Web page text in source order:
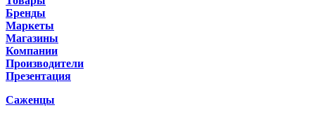
Бренды
Маркеты
Магазины
Компании
Производители
Презентация
Саженцы